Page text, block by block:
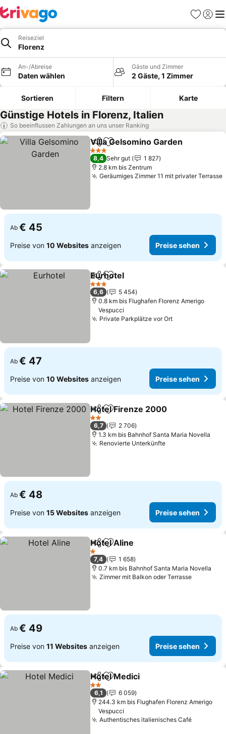
Favoriten
Reiseziel
Florenz
An-/Abreise
Daten wählen
Gäste und Zimmer
2 Gäste, 1 Zimmer
Sortieren Filtern Karte
Günstige Hotels in Florenz, Italien
So beeinflussen Zahlungen an uns unser Ranking
TeilenZu Favoriten hinzufügen
Villa Gelsomino Garden
3 Sterne
8,4 Sehr gut
1 827
2.8 km bis Zentrum
Geräumiges Zimmer 11 mit privater Terrasse
Ab € 45
Preise von 10 Websites anzeigen Preise sehen
TeilenZu Favoriten hinzufügen
Eurhotel
3 Sterne
6,6
5 454
0.8 km bis Flughafen Florenz Amerigo
Vespucci
Private Parkplätze vor Ort
Ab € 47
Preise von 10 Websites anzeigen Preise sehen
TeilenZu Favoriten hinzufügen
Hotel Firenze 2000
2 Sterne
6,7
2 706
1.3 km bis Bahnhof Santa Maria Novella
Renovierte Unterkünfte
Ab € 48
Preise von 15 Websites anzeigen Preise sehen
TeilenZu Favoriten hinzufügen
Hotel Aline
1 Sterne
7,4
1 658
0.7 km bis Bahnhof Santa Maria Novella
Zimmer mit Balkon oder Terrasse
Ab € 49
Preise von 11 Websites anzeigen Preise sehen
TeilenZu Favoriten hinzufügen
Hotel Medici
2 Sterne
6,1
6 059
244.3 km bis Flughafen Florenz Amerigo
Vespucci
Authentisches italienisches Café